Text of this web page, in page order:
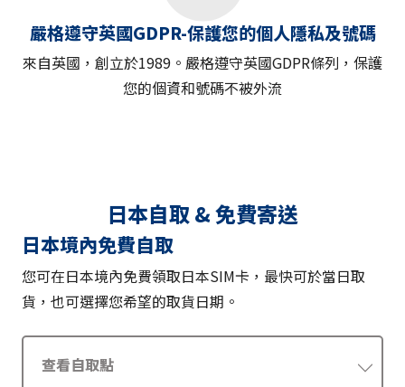
嚴格遵守英國GDPR-保護您的個人隱私及號碼
來自英國，創立於1989。嚴格遵守英國GDPR條列，保護
您的個資和號碼不被外流
日本自取 & 免費寄送
日本境內免費自取
您可在日本境內免費領取日本SIM卡，最快可於當日取
貨，也可選擇您希望的取貨日期。
查看自取點